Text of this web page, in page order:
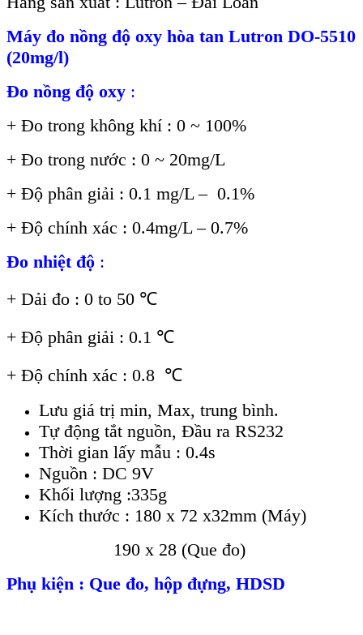
Máy đo nồng độ oxy hòa tan Lutron DO-5510
(20mg/l)
Đo nồng độ oxy :
+ Đo trong không khí : 0 ~ 100%
+ Đo trong nước : 0 ~ 20mg/L
+ Độ phân giải : 0.1 mg/L – 0.1%
+ Độ chính xác : 0.4mg/L – 0.7%
Đo nhiệt độ :
+ Dải đo : 0 to 50 ℃
+ Độ phân giải : 0.1 ℃
+ Độ chính xác : 0.8 ℃
Lưu giá trị min, Max, trung bình.
Tự động tắt nguồn, Đầu ra RS232
Thời gian lấy mẫu : 0.4s
Nguồn : DC 9V
Khối lượng :335g
Kích thước : 180 x 72 x32mm (Máy)
190 x 28 (Que đo)
Phụ kiện : Que đo, hộp đựng, HDSD